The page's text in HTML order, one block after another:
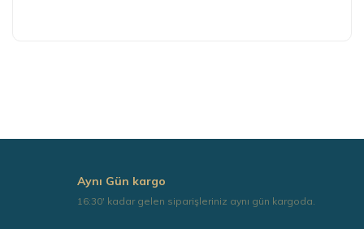
Ürün fiyatı diğer sitelerden daha pahalı.
Aynı Gün kargo
16:30' kadar gelen siparişleriniz aynı gün kargoda.